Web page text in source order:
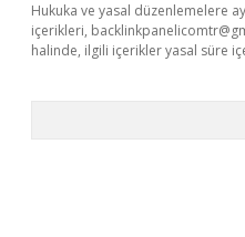
Hukuka ve yasal düzenlemelere
içerikleri,
halinde, ilgili içerikler yasal süre